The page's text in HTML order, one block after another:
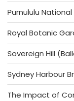
Purnululu National
Royal Botanic
Sovereign Hill
Sydney Harbour
The Impact of